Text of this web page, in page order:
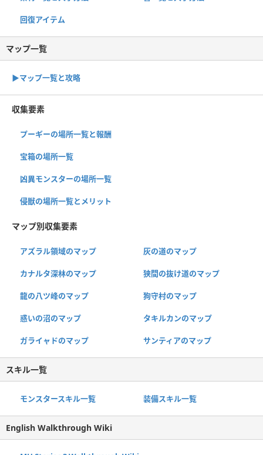
回復アイテム
マップ一覧
▶︎マップ一覧と攻略
収集要素
プーギーの場所一覧と報酬
宝箱の場所一覧
凶異モンスターの場所一覧
侵獣の場所一覧とメリット
マップ別収集要素
アズラル領域のマップ 灰の道のマップ
カナルタ深林のマップ 狭間の抜け道のマップ
龍の八ツ峰のマップ 狗守村のマップ
惑いの沼のマップ タキルカンのマップ
ガライャドのマップ サンティアのマップ
スキル一覧
モンスタースキル一覧 装備スキル一覧
English Walkthrough Wiki